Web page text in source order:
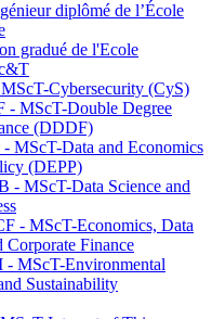
diplômé de l’École
gradué de l'Ecole
Cybersecurity (CyS)
- MScT-Double Degree
(DDDF)
MScT-Data and Economics
(DEPP)
- MScT-Data Science and
- MScT-Economics, Data
Corporate Finance
- MScT-Environmental
Sustainability